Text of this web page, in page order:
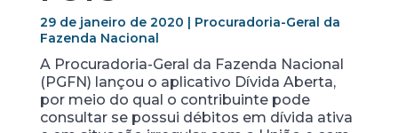
29 de janeiro de 2020 | Procuradoria-Geral da
Fazenda Nacional
A Procuradoria-Geral da Fazenda Nacional
(PGFN) lançou o aplicativo Dívida Aberta,
por meio do qual o contribuinte pode
consultar se possui débitos em dívida ativa